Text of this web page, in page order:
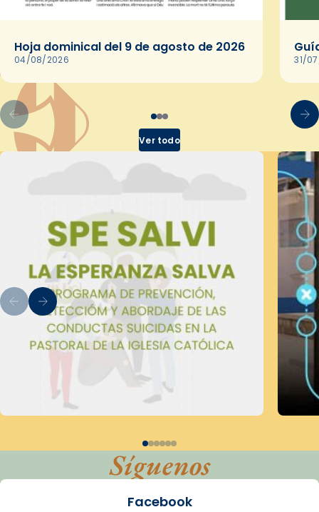
Hoja dominical del 9 de agosto de 2026
04/08/2026 31/
Ver todo
Síguenos
Facebook